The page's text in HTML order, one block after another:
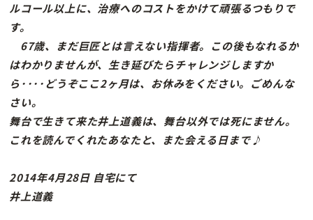
ルコール以上に、治療へのコストをかけて頑張るつもりで
す。
67歳、まだ巨匠とは言えない指揮者。この後もなれるか
はわかりませんが、生き延びたらチャレンジしますか
ら････どうぞここ2ヶ月は、お休みをください。ごめんな
さい。
舞台で生きて来た井上道義は、舞台以外では死にません。
これを読んでくれたあなたと、また会える日まで♪
2014年4月28日 自宅にて
井上道義